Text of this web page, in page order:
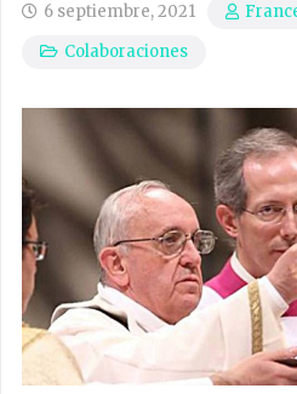
6 septiembre, 2021
Colaboraciones